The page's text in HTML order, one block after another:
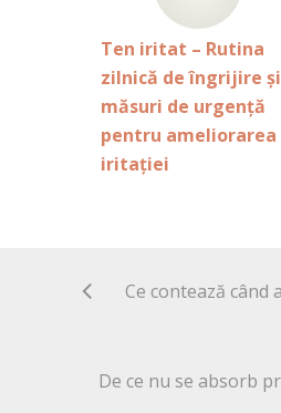
Ten iritat – Rutina
zilnică de îngrijire și
măsuri de urgență
pentru ameliorarea
iritației